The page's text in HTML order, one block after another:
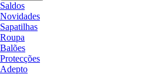
Saldos
Novidades
Sapatilhas
Roupa
Balões
Protecções
Adepto